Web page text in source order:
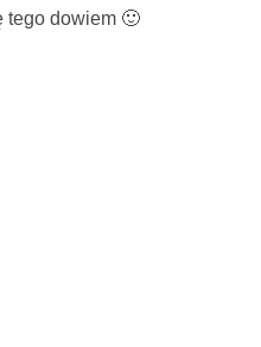
tego dowiem 🙂